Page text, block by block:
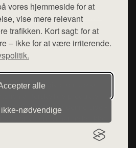
vores hjemmeside for at
vise mere relevant
trafikken. Kort sagt: for at
– ikke for at være irriterende.
alle
Mail: hej@want.dk
Cookie- og privatlivspolitik
der udgiver en række
af forskellige produkter fra
ikke varer fra denne side - vi